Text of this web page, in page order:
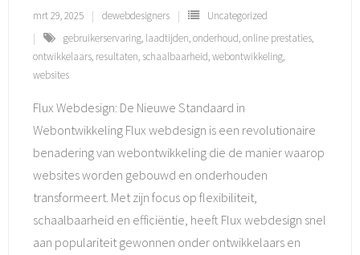
mrt 29, 2025 dewebdesigners
Uncategorized
gebruikerservaring, laadtijden,onderhoud,online prestaties,
ontwikkelaars, resultaten, schaalbaarheid,webontwikkeling,
websites
Flux Webdesign: De Nieuwe Standaard in
Webontwikkeling Flux webdesign is een revolutionaire
benadering van webontwikkeling die de manier waarop
websites worden gebouwd en onderhouden
transformeert. Met zijn focus op flexibiliteit,
schaalbaarheid en efficiëntie, heeft Flux webdesign snel
aan populariteit gewonnen onder ontwikkelaars en